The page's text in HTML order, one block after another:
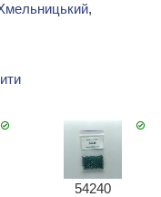
,
54240